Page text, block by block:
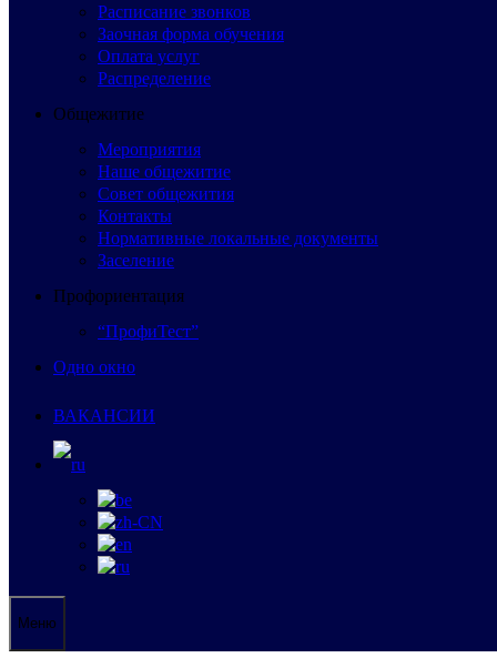
Расписание звонков
Заочная форма обучения
Оплата услуг
Распределение
Общежитие
Мероприятия
Наше общежитие
Совет общежития
Контакты
Нормативные локальные документы
Заселение
Профориентация
“ПрофиТест”
Одно окно
ВАКАНСИИ
Меню